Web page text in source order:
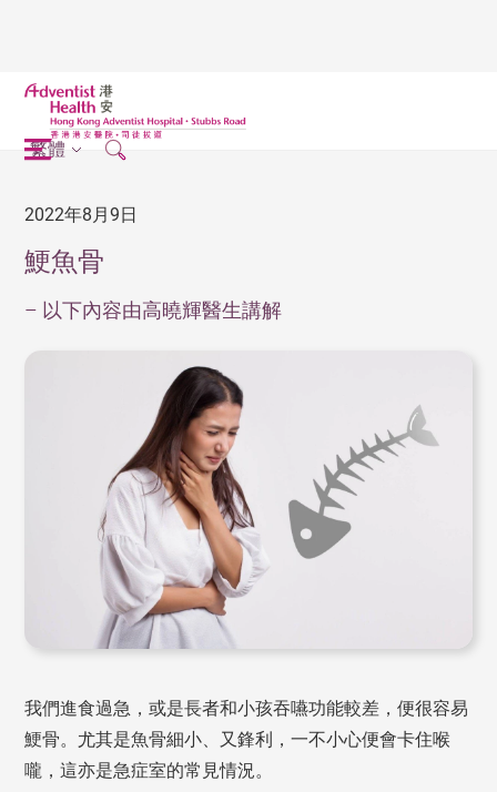
繁體
2022年8月9日
鯁魚骨
– 以下內容由高曉輝醫生講解
我們進食過急，或是長者和小孩吞嚥功能較差，便很容易
鯁骨。尤其是魚骨細小、又鋒利，一不小心便會卡住喉
嚨，這亦是急症室的常見情況。